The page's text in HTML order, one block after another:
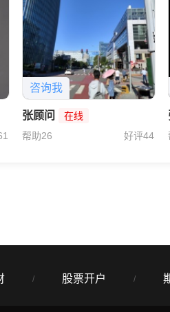
咨询我
张顾问
在线
帮助26
好评44
/ 股票开户 /